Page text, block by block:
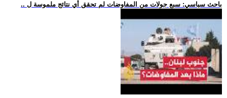
.. باحث سياسي: سبع جولات من المفاوضات لم تحقق أي نتائج ملموسة ل